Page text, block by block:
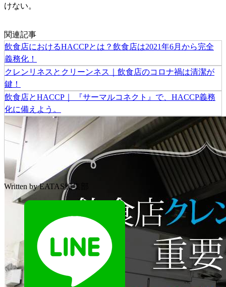
けない。
関連記事
飲食店におけるHACCPとは？飲食店は2021年6月から完全
義務化！
クレンリネスとクリーンネス｜飲食店のコロナ禍は清潔が
鍵！
飲食店とHACCP｜ 『サーマルコネクト』で、HACCP義務
化に備えよう。
Written byEATAS編集部